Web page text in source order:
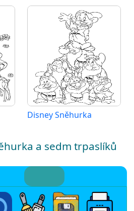
Disney Sněhurka
a sedm trpaslíků